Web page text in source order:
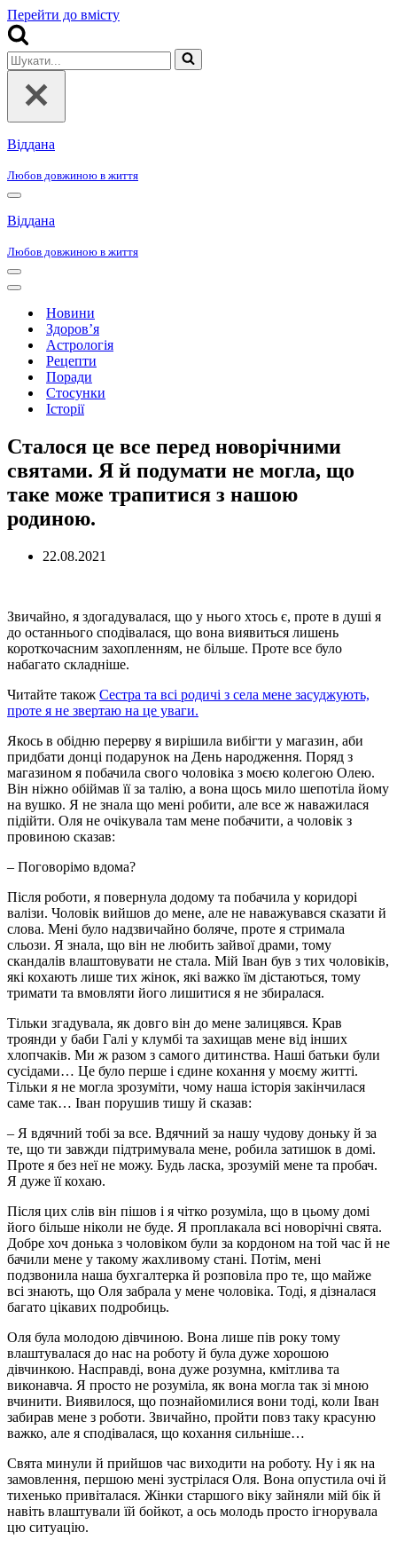
Перейти до вмісту
Шукати...
Віддана
Любов довжиною в життя
Меню
навігації
Віддана
Любов довжиною в життя
Меню
навігації
Меню
навігаціїНовини
Здоров’я
Астрологія
Рецепти
Поради
Стосунки
Історії
Сталося це все перед новорічними
святами. Я й подумати не могла, що
таке може трапитися з нашою
родиною.
22.08.2021
Звичайно, я здогадувалася, що у нього хтось є, проте в душі я
до останнього сподівалася, що вона виявиться лишень
короткочасним захопленням, не більше. Проте все було
набагато складніше.
Читайте також Сестра та всі родичі з села мене засуджують,
проте я не звертаю на це уваги.
Якось в обідню перерву я вирішила вибігти у магазин, аби
придбати донці подарунок на День народження. Поряд з
магазином я побачила свого чоловіка з моєю колегою Олею.
Він ніжно обіймав її за талію, а вона щось мило шепотіла йому
на вушко. Я не знала що мені робити, але все ж наважилася
підійти. Оля не очікувала там мене побачити, а чоловік з
провиною сказав:
– Поговорімо вдома?
Після роботи, я повернула додому та побачила у коридорі
валізи. Чоловік вийшов до мене, але не наважувався сказати й
слова. Мені було надзвичайно боляче, проте я стримала
сльози. Я знала, що він не любить зайвої драми, тому
скандалів влаштовувати не стала. Мій Іван був з тих чоловіків,
які кохають лише тих жінок, які важко їм дістаються, тому
тримати та вмовляти його лишитися я не збиралася.
Тільки згадувала, як довго він до мене залицявся. Крав
троянди у баби Галі у клумбі та захищав мене від інших
хлопчаків. Ми ж разом з самого дитинства. Наші батьки були
сусідами… Це було перше і єдине кохання у моєму житті.
Тільки я не могла зрозуміти, чому наша історія закінчилася
саме так… Іван порушив тишу й сказав:
– Я вдячний тобі за все. Вдячний за нашу чудову доньку й за
те, що ти завжди підтримувала мене, робила затишок в домі.
Проте я без неї не можу. Будь ласка, зрозумій мене та пробач.
Я дуже її кохаю.
Після цих слів він пішов і я чітко розуміла, що в цьому домі
його більше ніколи не буде. Я проплакала всі новорічні свята.
Добре хоч донька з чоловіком були за кордоном на той час й не
бачили мене у такому жахливому стані. Потім, мені
подзвонила наша бухгалтерка й розповіла про те, що майже
всі знають, що Оля забрала у мене чоловіка. Тоді, я дізналася
багато цікавих подробиць.
Оля була молодою дівчиною. Вона лише пів року тому
влаштувалася до нас на роботу й була дуже хорошою
дівчинкою. Насправді, вона дуже розумна, кмітлива та
виконавча. Я просто не розуміла, як вона могла так зі мною
вчинити. Виявилося, що познайомилися вони тоді, коли Іван
забирав мене з роботи. Звичайно, пройти повз таку красуню
важко, але я сподівалася, що кохання сильніше…
Свята минули й прийшов час виходити на роботу. Ну і як на
замовлення, першою мені зустрілася Оля. Вона опустила очі й
тихенько привіталася. Жінки старшого віку зайняли мій бік й
навіть влаштували їй бойкот, а ось молодь просто ігнорувала
цю ситуацію.